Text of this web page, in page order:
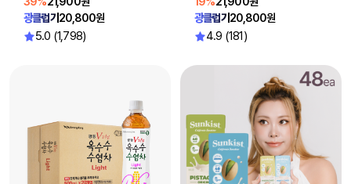
광클럽가 20,800원
5.0 (1,798)
광클럽가 20,800원
4.9 (181)